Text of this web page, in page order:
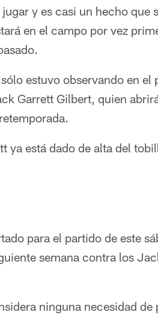
y es casi un hecho que
en el campo por vez
estuvo observando en
Garrett Gilbert, quien
ya está dado de alta del
para el partido de este
semana contra los
ninguna necesidad de